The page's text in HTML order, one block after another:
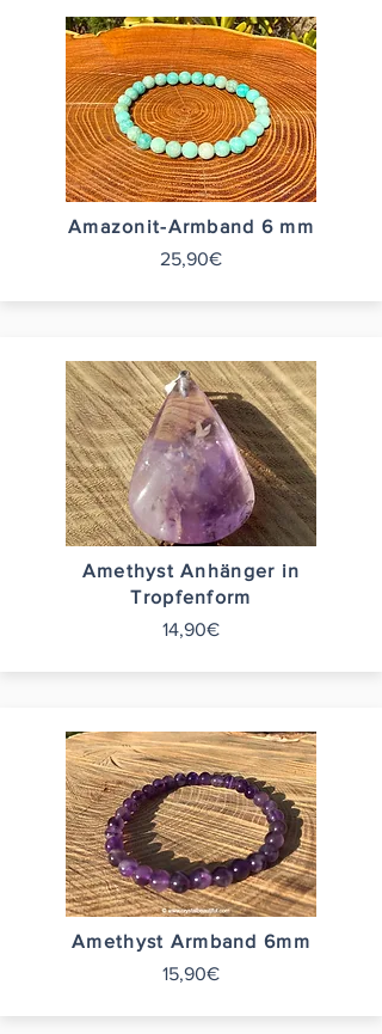
Amazonit-Armband 6 mm
25,90€
Amethyst Anhänger in
Tropfenform
14,90€
Amethyst Armband 6mm
15,90€